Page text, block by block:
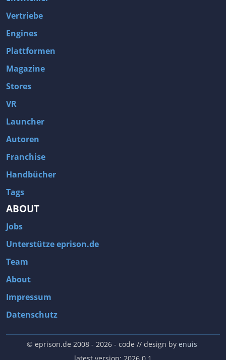
Vertriebe
Engines
Plattformen
Magazine
Stores
VR
Launcher
Autoren
Franchise
Handbücher
Tags
ABOUT
Jobs
Unterstütze eprison.de
Team
About
Impressum
Datenschutz
© eprison.de 2008 - 2026- code // design by enuis